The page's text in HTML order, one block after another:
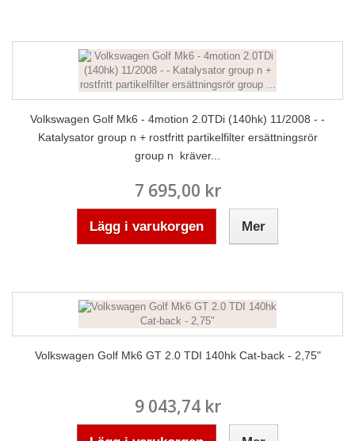
Volkswagen Golf Mk6 - 4motion 2.0TDi (140hk) 11/2008 - -
Katalysator group n + rostfritt partikelfilter ersättningsrör
group n kräver...
7 695,00 kr
Lägg i varukorgen Mer
Volkswagen Golf Mk6 GT 2.0 TDI 140hk Cat-back - 2,75"
9 043,74 kr